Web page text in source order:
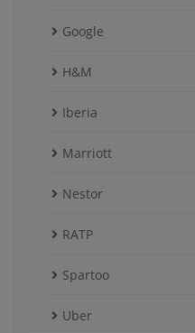
Google
H&M
Iberia
Marriott
Nestor
RATP
Spartoo
Uber